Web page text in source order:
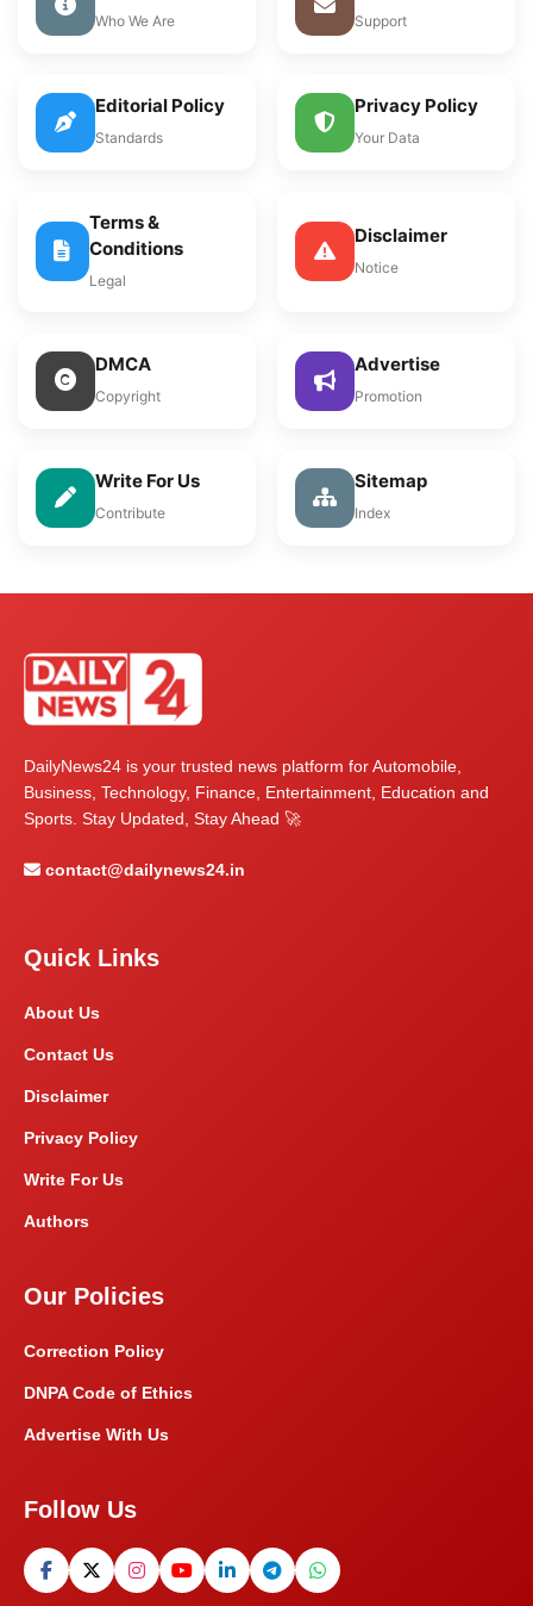
Who We Are Support
Editorial Policy
Standards
Privacy Policy
Your Data
Terms &
Conditions
Legal
Disclaimer
Notice
DMCA
Copyright
Advertise
Promotion
Write For Us
Contribute
Sitemap
Index
DailyNews24 is your trusted news platform for Automobile,
Business, Technology, Finance, Entertainment, Education and
Sports. Stay Updated, Stay Ahead 🚀
contact@dailynews24.in
Quick Links
About Us
Contact Us
Disclaimer
Privacy Policy
Write For Us
Authors
Our Policies
Correction Policy
DNPA Code of Ethics
Advertise With Us
Follow Us